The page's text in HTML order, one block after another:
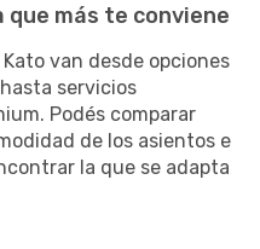
que más te conviene
van desde opciones
servicios
Podés comparar
de los asientos e
la que se adapta